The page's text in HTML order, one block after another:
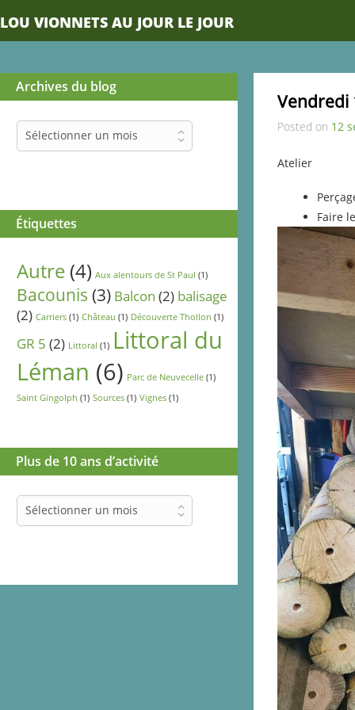
LOU VIONNETS AU JOUR LE JOUR
Archives du blog
Archives
du
Sélectionner un mois
Étiquettes
Autre (4) Aux alentours de St Paul (1)
Bacounis (3) Balcon (2) balisage
(2) Carriers (1) Château (1) Découverte Thollon (1)
GR 5 (2) Littoral (1) Littoral du
Léman (6) Parc de Neuvecelle (1)
Saint Gingolph (1) Sources (1) Vignes (1)
Plus de 10 ans d’activité
Plus
de
Sélectionner un mois
Vendredi
Posted on 12
Atelier
Faire